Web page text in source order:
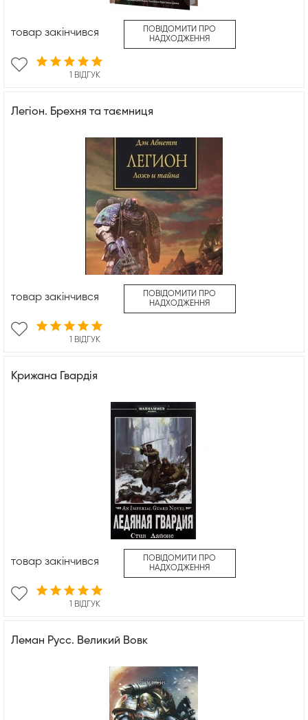
1 ВІДГУК
товар закінчився
ПОВІДОМИТИ ПРО
НАДХОДЖЕННЯ
Легіон. Брехня та таємниця
1 ВІДГУК
товар закінчився
ПОВІДОМИТИ ПРО
НАДХОДЖЕННЯ
Крижана Гвардія
1 ВІДГУК
товар закінчився
ПОВІДОМИТИ ПРО
НАДХОДЖЕННЯ
Леман Русс. Великий Вовк